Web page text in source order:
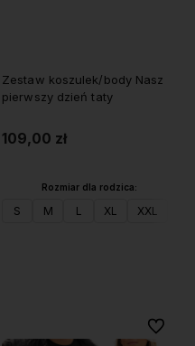
KOMPLET SZARY
Zestaw koszulek/body Nasz
pierwszy dzień taty
109,00 zł
Rozmiar dla rodzica:
S M L XL XXL
Do